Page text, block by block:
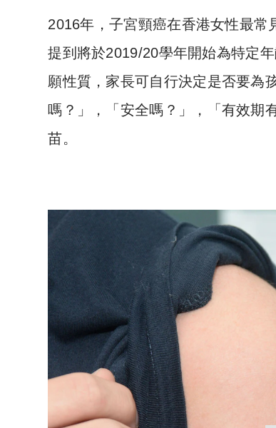
2016年，子宮頸癌在香港女性最
提到將於2019/20學年開始為特定
願性質，家長可自行決定是否要為
嗎？」，「安全嗎？」，「有效期
苗。